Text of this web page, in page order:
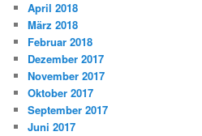
April 2018
März 2018
Februar 2018
Dezember 2017
November 2017
Oktober 2017
September 2017
Juni 2017